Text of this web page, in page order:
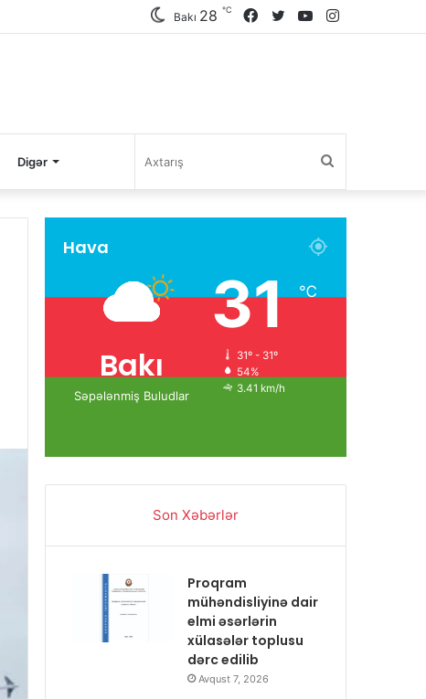
YouTube
Twitter
Facebook
Bakı 28 ℃
Digər
Hava
Bakı
Səpələnmiş Buludlar
31℃
31º - 31º
54%
3.41 km/h
Son Xəbərlər
Proqram
mühəndisliyinə dair
elmi əsərlərin
xülasələr toplusu
dərc edilib
Avqust 7, 2026